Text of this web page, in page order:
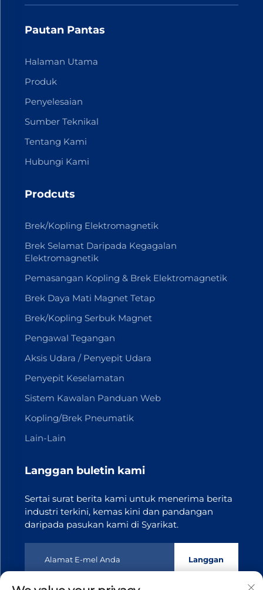
Pautan Pantas
Halaman Utama
Produk
Penyelesaian
Sumber Teknikal
Tentang Kami
Hubungi Kami
Prodcuts
Brek/Kopling Elektromagnetik
Brek Selamat Daripada Kegagalan
Elektromagnetik
Pemasangan Kopling & Brek Elektromagnetik
Brek Daya Mati Magnet Tetap
Brek/Kopling Serbuk Magnet
Pengawal Tegangan
Aksis Udara / Penyepit Udara
Penyepit Keselamatan
Sistem Kawalan Panduan Web
Kopling/Brek Pneumatik
Lain-Lain
Langgan buletin kami
Sertai surat berita kami untuk menerima berita
industri terkini, kemas kini dan pandangan
daripada pasukan kami di Syarikat.
Langgan